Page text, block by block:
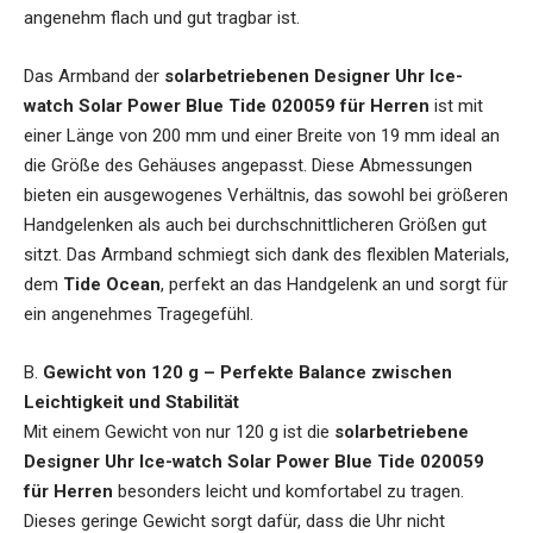
angenehm flach und gut tragbar ist.
Das Armband der solarbetriebenen Designer Uhr Ice-
watch Solar Power Blue Tide 020059 für Herren ist mit
einer Länge von 200 mm und einer Breite von 19 mm ideal an
die Größe des Gehäuses angepasst. Diese Abmessungen
bieten ein ausgewogenes Verhältnis, das sowohl bei größeren
Handgelenken als auch bei durchschnittlicheren Größen gut
sitzt. Das Armband schmiegt sich dank des flexiblen Materials,
dem Tide Ocean, perfekt an das Handgelenk an und sorgt für
ein angenehmes Tragegefühl.
B. Gewicht von 120 g – Perfekte Balance zwischen
Leichtigkeit und Stabilität
Mit einem Gewicht von nur 120 g ist die solarbetriebene
Designer Uhr Ice-watch Solar Power Blue Tide 020059
für Herren besonders leicht und komfortabel zu tragen.
Dieses geringe Gewicht sorgt dafür, dass die Uhr nicht